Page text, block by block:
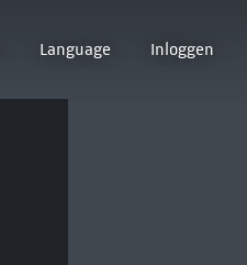
Language Inloggen